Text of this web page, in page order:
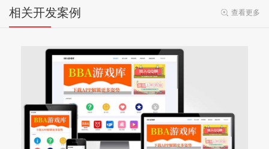
相关开发案例 查看更多